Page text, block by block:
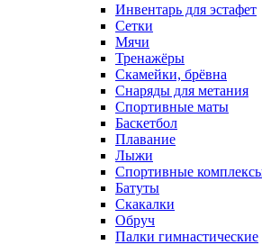
Инвентарь для эстафет
Сетки
Мячи
Тренажёры
Скамейки, брёвна
Снаряды для метания
Спортивные маты
Баскетбол
Плавание
Лыжи
Спортивные
Батуты
Скакалки
Обруч
Палки гимнастические